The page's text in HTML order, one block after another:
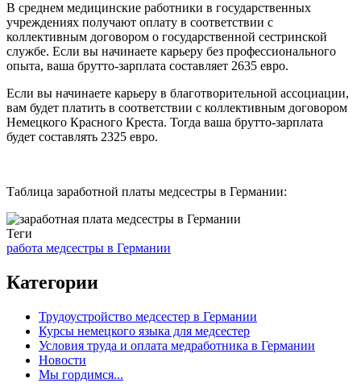
В среднем медицинские работники в государственных
учреждениях получают оплату в соответствии с
коллективным договором о государственной сестринской
службе. Если вы начинаете карьеру без профессионального
опыта, ваша брутто-зарплата составляет 2635 евро.
Если вы начинаете карьеру в благотворительной ассоциации,
вам будет платить в соответствии с коллективным договором
Немецкого Красного Креста. Тогда ваша брутто-зарплата
будет составлять 2325 евро.
Таблица заработной платы медсестры в Германии:
Теги
работа медсестры в Германии
Категории
Трудоустройство медсестер в Германии
Курсы немецкого языка для медсестер
Условия труда и оплата медработника в Германии
Новости
Мы гордимся...